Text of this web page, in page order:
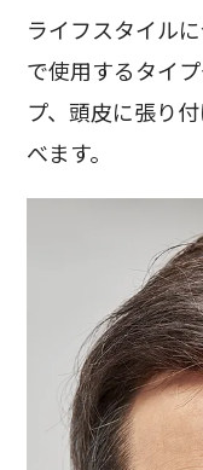
ライフスタイル
で使用するタイ
プ、頭皮に張り
べます。